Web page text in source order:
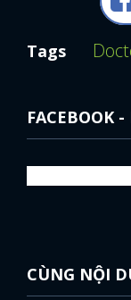
Tags
FACEBOOK
CÙNG NỘI